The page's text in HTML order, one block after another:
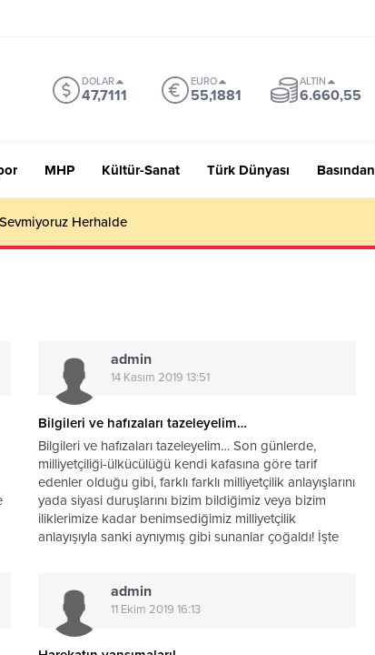
DOLAR
47,7111
EURO
55,1881
ALTIN
6.660,55
MHP Kültür-Sanat Türk Dünyası Basından
Herhalde
admin
14 Kasım 2019 13:51
Bilgileri ve hafızaları tazeleyelim…
Bilgileri ve hafızaları tazeleyelim… Son günlerde,
milliyetçiliği-ülkücülüğü kendi kafasına göre tarif
edenler olduğu gibi, farklı farklı milliyetçilik anlayışlarını
yada siyasi duruşlarını bizim bildiğimiz veya bizim
iliklerimize kadar benimsediğimiz milliyetçilik
anlayışıyla sanki aynıymış gibi sunanlar çoğaldı! İşte
admin
11 Ekim 2019 16:13